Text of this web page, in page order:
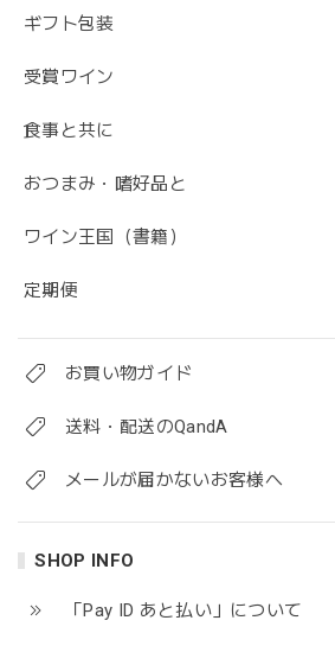
ギフト包装
受賞ワイン
食事と共に
おつまみ・嗜好品と
ワイン王国（書籍）
定期便
お買い物ガイド
送料・配送のQandA
メールが届かないお客様へ
SHOP INFO
「Pay ID あと払い」について